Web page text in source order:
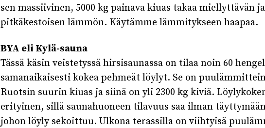
sen massiivinen, 5000 kg painava kiuas takaa miellyttävän ja
pitkäkestoisen lämmön. Käytämme lämmitykseen haapaa.
BYA eli Kylä-sauna
Tässä käsin veistetyssä hirsisaunassa on tilaa noin 60
samanaikaisesti kokea pehmeät löylyt. Se on
Ruotsin suurin kiuas ja siinä on yli 2300 kg kiviä.
erityinen, sillä saunahuoneen tilavuus saa ilman
johon löyly sekoittuu. Ulkona terassilla on viihtyisä